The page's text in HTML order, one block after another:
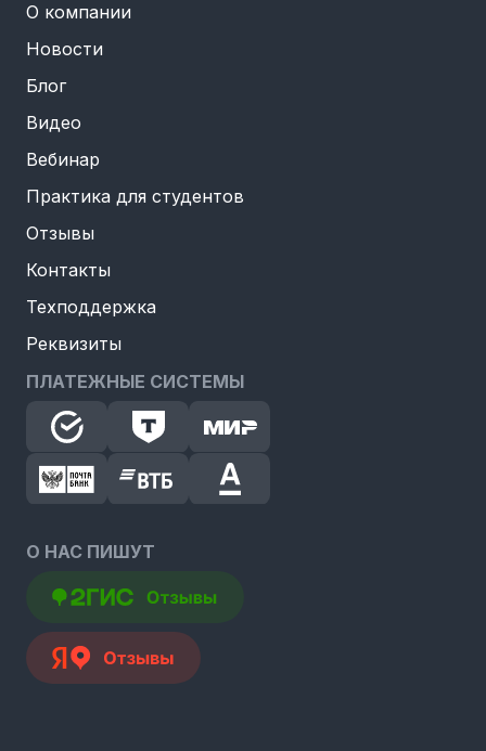
О компании
Новости
Блог
Видео
Вебинар
Практика для студентов
Отзывы
Контакты
Техподдержка
Реквизиты
ПЛАТЕЖНЫЕ СИСТЕМЫ
О НАС ПИШУТ